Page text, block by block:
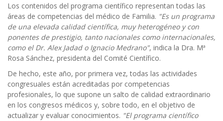
Los contenidos del programa científico representan todas las
áreas de competencias del médico de Familia. "Es un programa
de una elevada calidad científica, muy heterogéneo y con
ponentes de prestigio, tanto nacionales como internacionales,
como el Dr. Alex Jadad o Ignacio Medrano", indica la Dra. Mª
Rosa Sánchez, presidenta del Comité Científico.
De hecho, este año, por primera vez, todas las actividades
congresuales están acreditadas por competencias
profesionales, lo que supone un salto de calidad extraordinario
en los congresos médicos y, sobre todo, en el objetivo de
actualizar y evaluar conocimientos. "El programa científico